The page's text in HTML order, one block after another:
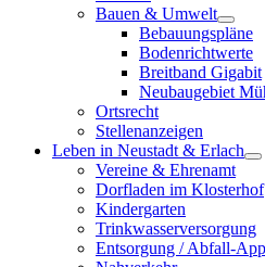
Bauen & Umwelt
Bebauungspläne
Bodenrichtwerte
Breitband Gigabit
Neubaugebiet
Ortsrecht
Stellenanzeigen
Leben in Neustadt & Erlach
Vereine & Ehrenamt
Dorfladen im Klosterhof
Kindergarten
Trinkwasserversorgung
Entsorgung / Abfall-App